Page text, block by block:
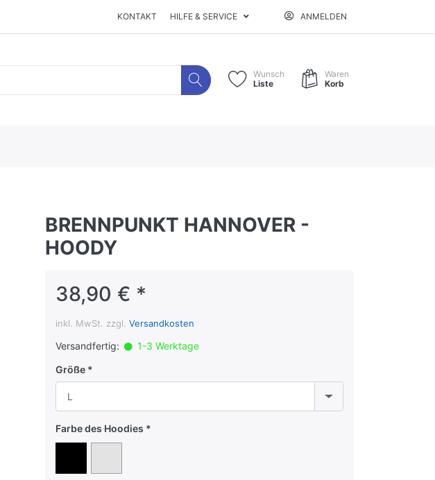
KONTAKT HILFE & SERVICE ANMELDEN
Wunsch
Liste
Waren
Korb
BRENNPUNKT HANNOVER -
HOODY
38,90 € *
inkl. MwSt. zzgl. Versandkosten
Versandfertig:
1-3 Werktage
Größe
L
Farbe des Hoodies